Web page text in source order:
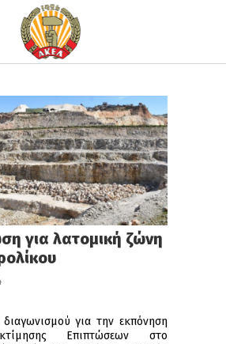
για λατομική ζώνη
για την εκπόνηση
Επιπτώσεων στο